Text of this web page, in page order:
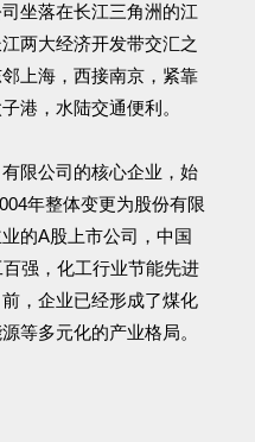
坐落在长江三角洲的江
两大经济开发带交汇之
上海，西接南京，紧靠
港，水陆交通便利。
限公司的核心企业，始
年整体变更为股份有限
的A股上市公司，中国
强，化工行业节能先进
，企业已经形成了煤化
等多元化的产业格局。